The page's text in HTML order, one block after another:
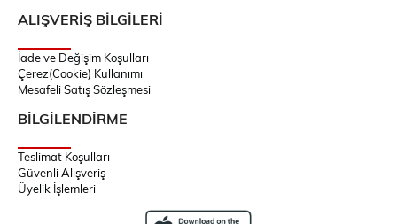
ALIŞVERİŞ BİLGİLERİ
İade ve Değişim Koşulları
Çerez(Cookie) Kullanımı
Mesafeli Satış Sözleşmesi
BİLGİLENDİRME
Teslimat Koşulları
Güvenli Alışveriş
Üyelik İşlemleri